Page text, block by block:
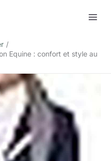
Equine : confort et style au